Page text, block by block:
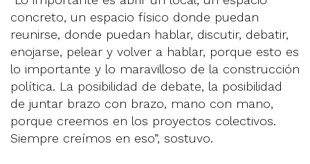
concreto, un espacio físico donde puedan
reunirse, donde puedan hablar, discutir, debatir,
enojarse, pelear y volver a hablar, porque esto es
lo importante y lo maravilloso de la construcción
política. La posibilidad de debate, la posibilidad
de juntar brazo con brazo, mano con mano,
porque creemos en los proyectos colectivos.
Siempre creímos en eso”, sostuvo.